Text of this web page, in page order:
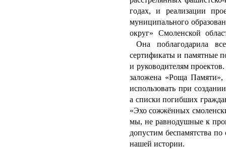
годах, и реализации
муниципального
округ» Смоленской
Она поблагодарила
сертификаты и памятные
и руководителям
заложена «Роща Памяти»,
использовать при
а списки погибших
«Эхо сожжённых
мы, не равнодушные к
допустим беспамятства
нашей истории.